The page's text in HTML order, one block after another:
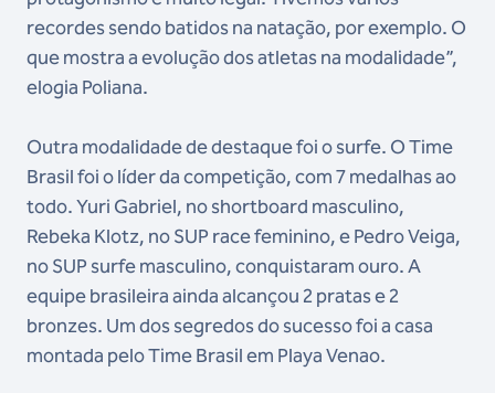
recordes sendo batidos na natação, por exemplo. O
que mostra a evolução dos atletas na modalidade”,
elogia Poliana.
Outra modalidade de destaque foi o surfe. O Time
Brasil foi o líder da competição, com 7 medalhas ao
todo. Yuri Gabriel, no shortboard masculino,
Rebeka Klotz, no SUP race feminino, e Pedro Veiga,
no SUP surfe masculino, conquistaram ouro. A
equipe brasileira ainda alcançou 2 pratas e 2
bronzes. Um dos segredos do sucesso foi a casa
montada pelo Time Brasil em Playa Venao.